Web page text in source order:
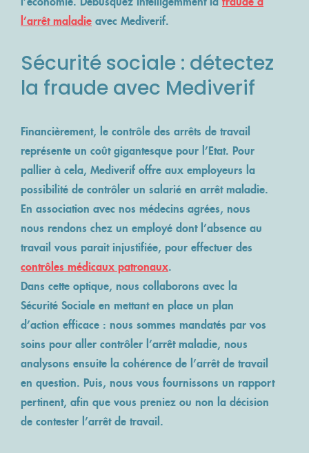
NOS ENGAGEMENTS
VOS TÉMOIGNAGES
REVUE DE PRESSE
ACCÈS MÉDECIN
Lancer un contrôle
l’arrêt maladie avec Mediverif.
Sécurité sociale : détectez
la fraude avec Mediverif
Financièrement, le contrôle des arrêts de travail
représente un coût gigantesque pour l’Etat. Pour
pallier à cela, Mediverif offre aux employeurs la
possibilité de contrôler un salarié en arrêt maladie.
En association avec nos médecins agrées, nous
nous rendons chez un employé dont l’absence au
travail vous parait injustifiée, pour effectuer des
contrôles médicaux patronaux.
Dans cette optique, nous collaborons avec la
Sécurité Sociale en mettant en place un plan
d’action efficace : nous sommes mandatés par vos
soins pour aller contrôler l’arrêt maladie, nous
analysons ensuite la cohérence de l’arrêt de travail
en question. Puis, nous vous fournissons un rapport
pertinent, afin que vous preniez ou non la décision
de contester l’arrêt de travail.